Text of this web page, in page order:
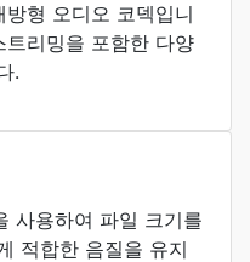
형 오디오 코덱입니
리밍을 포함한 다양
.
사용하여 파일 크기를
적합한 음질을 유지